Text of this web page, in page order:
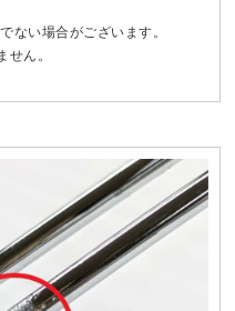
ない場合がございます。
せん。